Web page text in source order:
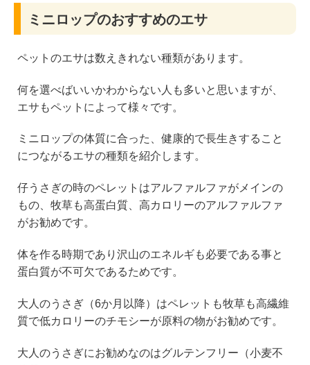
ミニロップのおすすめのエサ
ペットのエサは数えきれない種類があります。
何を選べばいいかわからない人も多いと思いますが、
エサもペットによって様々です。
ミニロップの体質に合った、健康的で長生きすること
につながるエサの種類を紹介します。
仔うさぎの時のペレットはアルファルファがメインの
もの、牧草も高蛋白質、高カロリーのアルファルファ
がお勧めです。
体を作る時期であり沢山のエネルギも必要である事と
蛋白質が不可欠であるためです。
大人のうさぎ（6か月以降）はペレットも牧草も高繊維
質で低カロリーのチモシーが原料の物がお勧めです。
大人のうさぎにお勧めなのはグルテンフリー（小麦不